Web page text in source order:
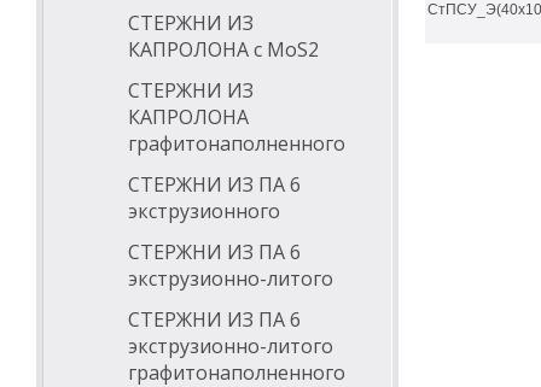
СТЕРЖНИ ИЗ
КАПРОЛОНА с MoS2
СТЕРЖНИ ИЗ
КАПРОЛОНА
графитонаполненного
СТЕРЖНИ ИЗ ПА 6
экструзионного
СТЕРЖНИ ИЗ ПА 6
экструзионно-литого
СТЕРЖНИ ИЗ ПА 6
экструзионно-литого
графитонаполненного